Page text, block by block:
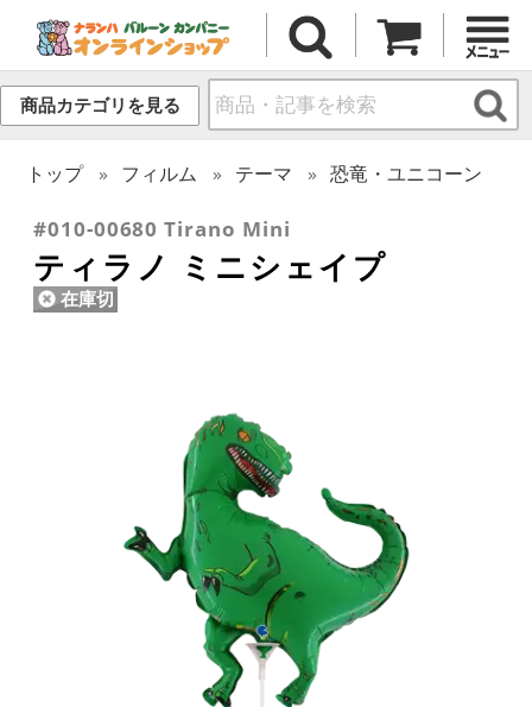
商品カテゴリを見る
トップ フィルム テーマ 恐竜・ユニコーン
#010-00680 Tirano Mini
ティラノ ミニシェイプ
在庫切